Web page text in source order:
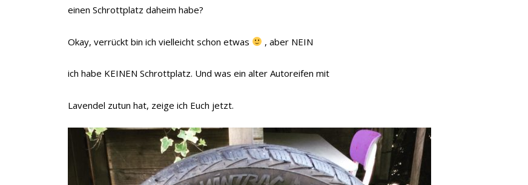
einen Schrottplatz daheim habe?
Okay, verrückt bin ich vielleicht schon etwas , aber NEIN
ich habe KEINEN Schrottplatz. Und was ein alter Autoreifen mit
Lavendel zutun hat, zeige ich Euch jetzt.